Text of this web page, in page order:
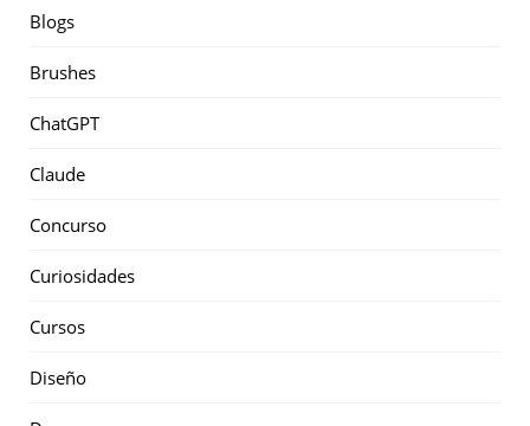
Blogs
Brushes
ChatGPT
Claude
Concurso
Curiosidades
Cursos
Diseño